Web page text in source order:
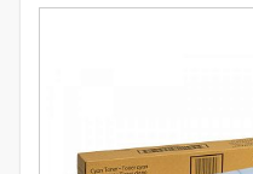
РАЗОВЫЕ РЕМОНТЫ